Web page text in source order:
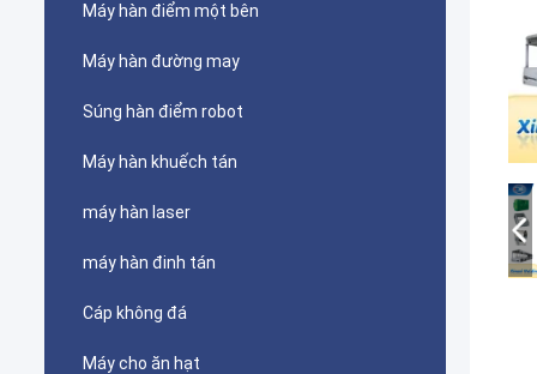
Máy hàn điểm một bên
Máy hàn đường may
Súng hàn điểm robot
Máy hàn khuếch tán
máy hàn laser
máy hàn đinh tán
Cáp không đá
Máy cho ăn hạt